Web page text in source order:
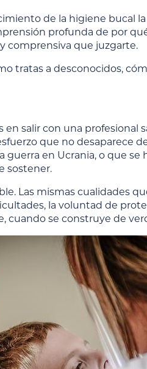
de la higiene bucal
profunda de por
comprensiva que juzgarte.
tratas a desconocidos,
en salir con una profesional
que no desaparece
guerra en Ucrania, o que
sostener.
Las mismas cualidades
la voluntad de
cuando se construye de